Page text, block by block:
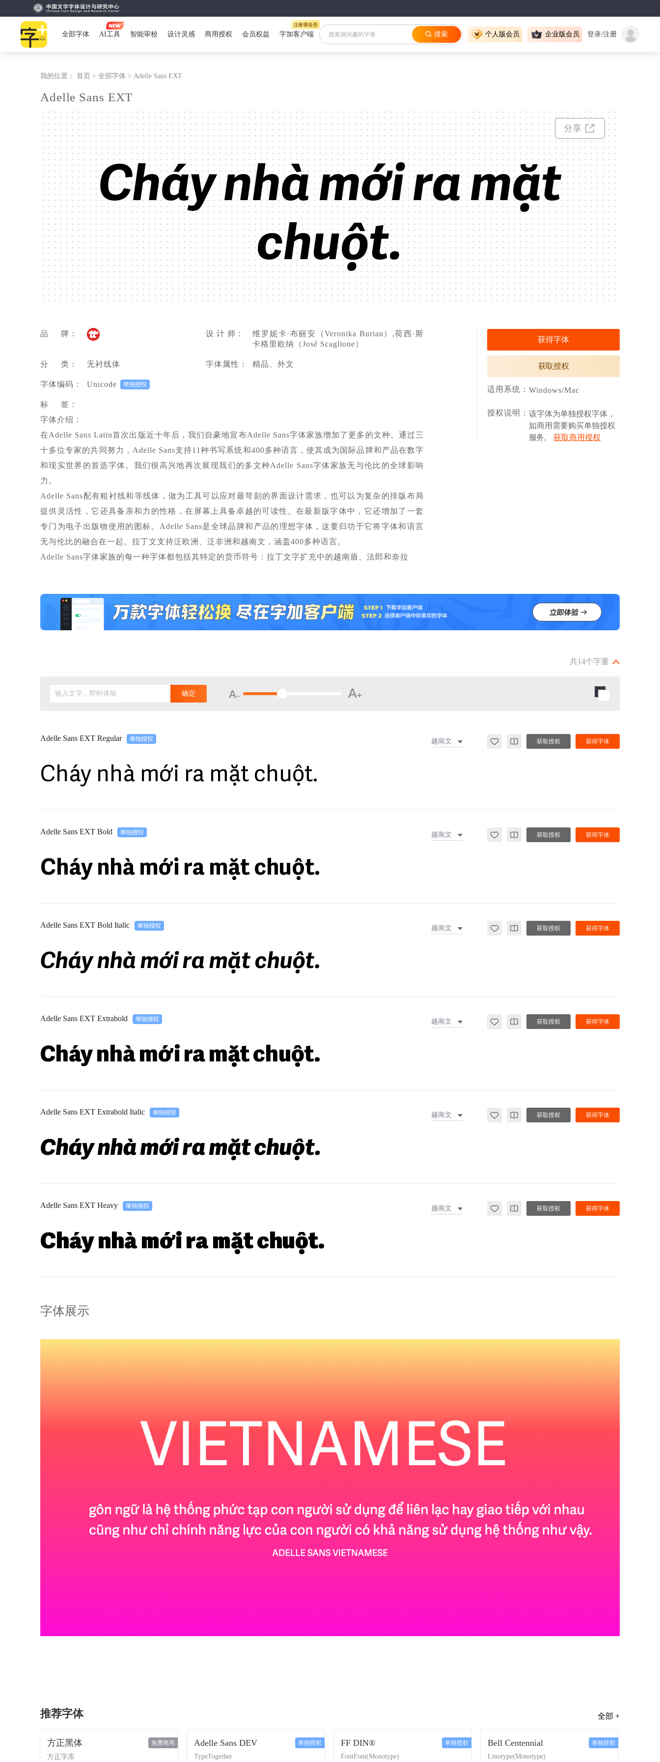
全部字体 AI工具 智能审校 设计灵感 商用授权 会员权益 字加客户端 登录/注册
企业版会员
个人版会员
搜索
我的位置： 首页 > 全部字体 > Adelle Sans EXT
Adelle Sans EXT
Cháy nhà mới ra mặt
chuột.
分享
品 牌： 设 计 师：
维罗妮卡·布丽安（Veronika Burian）,荷西·斯
卡格里欧纳（José Scaglione）
分 类： 无衬线体 字体属性： 精品、外文
字体编码： Unicode
标 签：
字体介绍：
在Adelle Sans Latin首次出版近十年后，我们自豪地宣布Adelle Sans字体家族增加了更多的文种。通过三
十多位专家的共同努力，Adelle Sans支持11种书写系统和400多种语言，使其成为国际品牌和产品在数字
和现实世界的首选字体。我们很高兴地再次展现我们的多文种Adelle Sans字体家族无与伦比的全球影响
力。
Adelle Sans配有粗衬线和等线体，做为工具可以应对最苛刻的界面设计需求，也可以为复杂的排版布局
提供灵活性，它还具备亲和力的性格，在屏幕上具备卓越的可读性。在最新版字体中，它还增加了一套
专门为电子出版物使用的图标。Adelle Sans是全球品牌和产品的理想字体，这要归功于它将字体和语言
无与伦比的融合在一起。拉丁文支持泛欧洲、泛非洲和越南文，涵盖400多种语言。
Adelle Sans字体家族的每一种字体都包括其特定的货币符号：拉丁文字扩充中的越南盾、法郎和奈拉
获得字体
获取授权
适用系统： Windows/Mac
授权说明： 该字体为单独授权字体，
如商用需要购买单独授权
服务。
获取商用授权
共14个字重
输入文字，即时体验 确定
Adelle Sans EXT Regular 获得字体
获取授权
越南文
Cháy nhà mới ra mặt chuột.
Adelle Sans EXT Bold 获得字体
获取授权
越南文
Cháy nhà mới ra mặt chuột.
Adelle Sans EXT Bold Italic 获得字体
获取授权
越南文
Cháy nhà mới ra mặt chuột.
Adelle Sans EXT Extrabold 获得字体
获取授权
越南文
Cháy nhà mới ra mặt chuột.
Adelle Sans EXT Extrabold Italic 获得字体
获取授权
越南文
Cháy nhà mới ra mặt chuột.
Adelle Sans EXT Heavy 获得字体
获取授权
越南文
Cháy nhà mới ra mặt chuột.
字体展示
推荐字体 全部 +
方正黑体
方正字库
免费商用 Adelle Sans DEV
TypeTogether
单独授权 FF DIN®
FontFont(Monotype)
单独授权 Bell Centennial
Linotype(Monotype)
单独授权